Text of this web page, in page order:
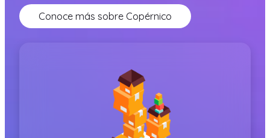
Conoce más sobre Copérnico